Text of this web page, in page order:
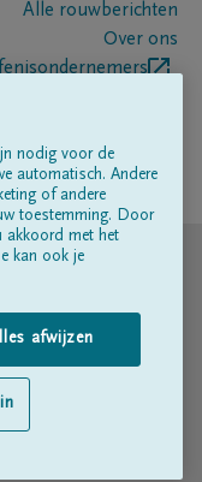
Alle rouwberichten
Over ons
nodig voor de
automatisch. Andere
of andere
toestemming. Door
akkoord met het
kan ook je
afwijzen